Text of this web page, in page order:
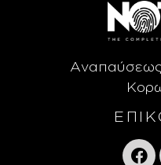
Αναπαύσεως